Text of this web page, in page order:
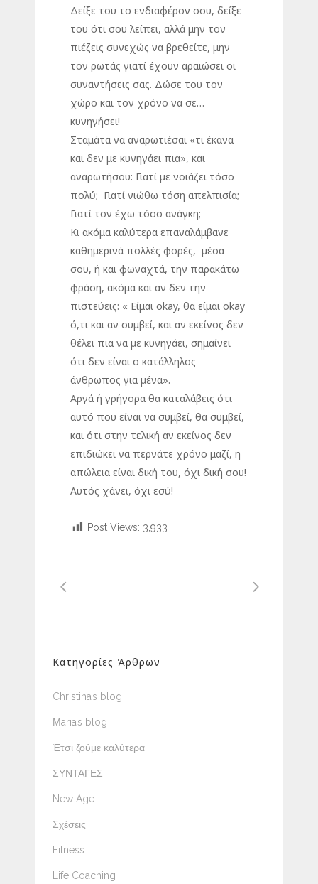
Δείξε του το ενδιαφέρον σου, δείξε
του ότι σου λείπει, αλλά μην τον
πιέζεις συνεχώς να βρεθείτε, μην
τον ρωτάς γιατί έχουν αραιώσει οι
συναντήσεις σας. Δώσε του τον
χώρο και τον χρόνο να σε…
κυνηγήσει!
Σταμάτα να αναρωτιέσαι «τι έκανα
και δεν με κυνηγάει πια», και
αναρωτήσου: Γιατί με νοιάζει τόσο
πολύ; Γιατί νιώθω τόση απελπισία;
Γιατί τον έχω τόσο ανάγκη;
Κι ακόμα καλύτερα επαναλάμβανε
καθημερινά πολλές φορές, μέσα
σου, ή και φωναχτά, την παρακάτω
φράση, ακόμα και αν δεν την
πιστεύεις: « Είμαι okay, θα είμαι okay
ό,τι και αν συμβεί, και αν εκείνος δεν
θέλει πια να με κυνηγάει, σημαίνει
ότι δεν είναι ο κατάλληλος
άνθρωπος για μένα».
Αργά ή γρήγορα θα καταλάβεις ότι
αυτό που είναι να συμβεί, θα συμβεί,
και ότι στην τελική αν εκείνος δεν
επιδιώκει να περνάτε χρόνο μαζί, η
απώλεια είναι δική του, όχι δική σου!
Αυτός χάνει, όχι εσύ!
Post Views: 3,933
Κατηγορίες Άρθρων
Christina’s blog
Μaria’s blog
Έτσι ζούμε καλύτερα
ΣΥΝΤΑΓΕΣ
New Age
Σχέσεις
Fitness
Life Coaching